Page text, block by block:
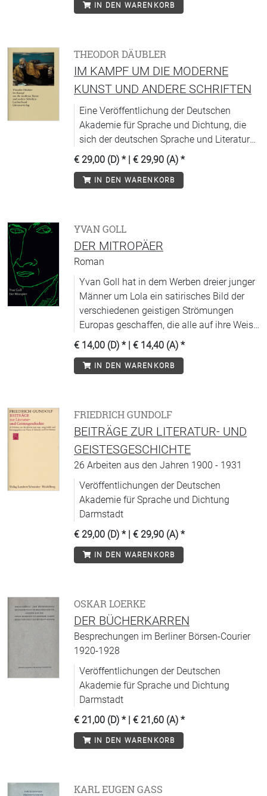
IN DEN WARENKORB
THEODOR DÄUBLER
IM KAMPF UM DIE MODERNE
KUNST UND ANDERE SCHRIFTEN
Eine Veröffentlichung der Deutschen
Akademie für Sprache und Dichtung, die
sich der deutschen Sprache und Literatur
widmet.
€ 29,00 (D) * | € 29,90 (A) *
IN DEN WARENKORB
YVAN GOLL
DER MITROPÄER
Roman
Yvan Goll hat in dem Werben dreier junger
Männer um Lola ein satirisches Bild der
verschiedenen geistigen Strömungen
Europas geschaffen, die alle auf ihre Weise
im Grau in Grau eines ideenlosen Alltags
enden.
€ 14,00 (D) * | € 14,40 (A) *
IN DEN WARENKORB
FRIEDRICH GUNDOLF
BEITRÄGE ZUR LITERATUR- UND
GEISTESGESCHICHTE
26 Arbeiten aus den Jahren 1900 - 1931
Veröffentlichungen der Deutschen
Akademie für Sprache und Dichtung
Darmstadt
€ 29,00 (D) * | € 29,90 (A) *
IN DEN WARENKORB
OSKAR LOERKE
DER BÜCHERKARREN
Besprechungen im Berliner Börsen-Courier
1920-1928
Veröffentlichungen der Deutschen
Akademie für Sprache und Dichtung
Darmstadt
€ 21,00 (D) * | € 21,60 (A) *
IN DEN WARENKORB
KARL EUGEN GASS